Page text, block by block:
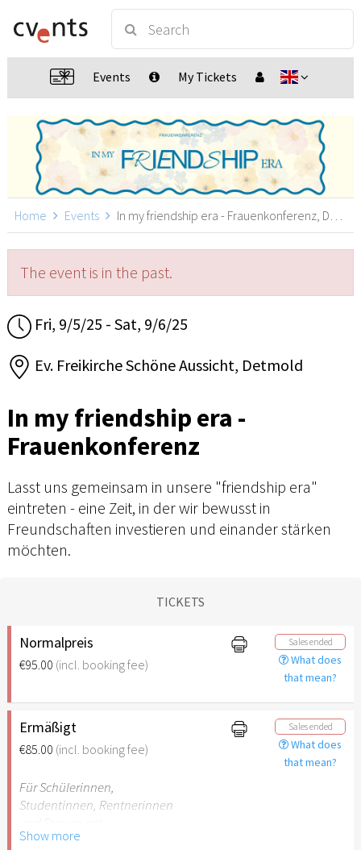
Events My Tickets
Home Events In my friendship era - Frauenkonferenz, Detmold
The event is in the past.
Fri, 9/5/25 - Sat, 9/6/25
Ev. Freikirche Schöne Aussicht, Detmold
In my friendship era -
Frauenkonferenz
Lasst uns gemeinsam in unsere "friendship era"
eintreten - eine Zeit, in der wir bewusst in
Freundschaften investieren und einander stärken
möchten.
TICKETS
Normalpreis
€95.00 (incl. booking fee)
Sales ended
What does
that mean?
Ermäßigt
€85.00 (incl. booking fee)
Sales ended
What does
that mean?
Für Schülerinnen,
Studentinnen, Rentnerinnen
Behinderung
Show more